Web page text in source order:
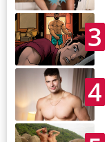
3
4